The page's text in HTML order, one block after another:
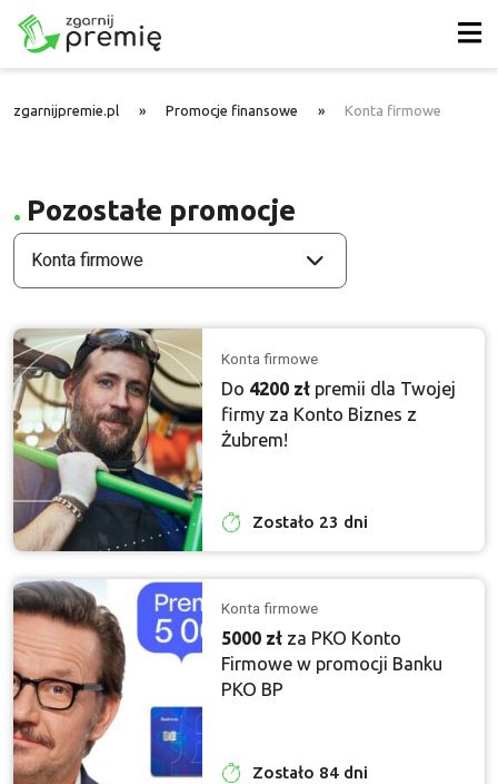
zgarnijpremie.pl » Promocje finansowe » Konta firmowe
Pozostałe promocje
Konta firmowe
Konta firmowe
Do 4200 zł premii dla Twojej
firmy za Konto Biznes z
Żubrem!
Zostało 23 dni
Konta firmowe
5000 zł za PKO Konto
Firmowe w promocji Banku
PKO BP
Zostało 84 dni